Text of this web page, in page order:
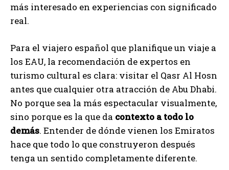
más interesado en experiencias con significado
real.
Para el viajero español que planifique un viaje a
los EAU, la recomendación de expertos en
turismo cultural es clara: visitar el Qasr Al Hosn
antes que cualquier otra atracción de Abu Dhabi.
No porque sea la más espectacular visualmente,
sino porque es la que da contexto a todo lo
demás. Entender de dónde vienen los Emiratos
hace que todo lo que construyeron después
tenga un sentido completamente diferente.